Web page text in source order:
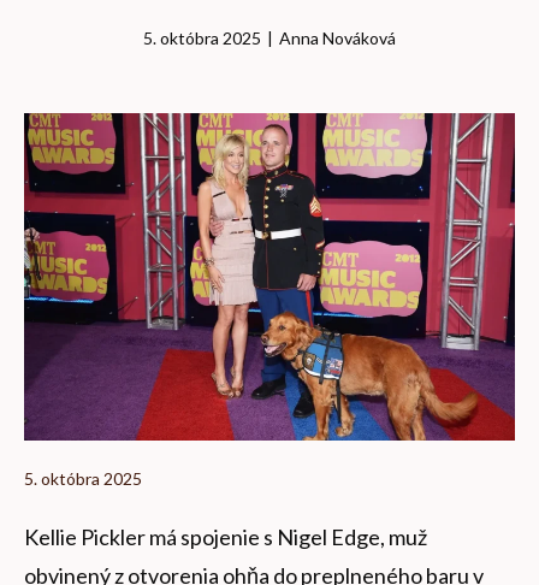
5. októbra 2025 | Anna Nováková
5. októbra 2025
Kellie Pickler má spojenie s Nigel Edge, muž
obvinený z otvorenia ohňa do preplneného baru v